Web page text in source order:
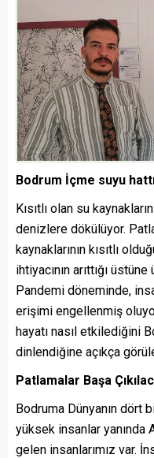
Bodrum İçme suyu
Kısıtlı olan su
denizlere dökülüyor.
kaynaklarının kısıtlı
ihtiyacının arıttığı
Pandemi döneminde,
erişimi engellenmiş
hayatı nasıl etkilediğini
dinlendiğine açıkça
Patlamalar Başa
Bodruma Dünyanın dört
yüksek insanlar yanında
gelen insanlarımız var.